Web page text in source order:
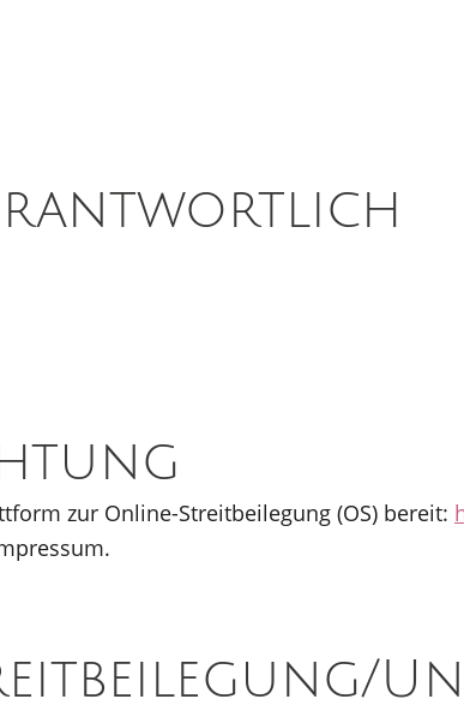
zur Online-Streitbeilegung (OS) bereit: